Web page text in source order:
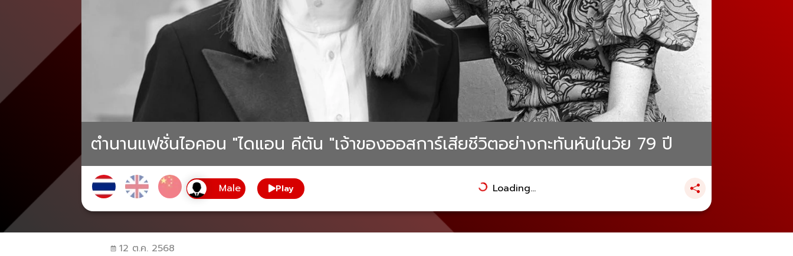
ตำนานแฟชั่นไอคอน "ไดแอน คีตัน "เจ้าของออสการ์เสียชีวิตอย่างกะทันหันในวัย 79 ปี
Play Loading...
12 ต.ค. 2568